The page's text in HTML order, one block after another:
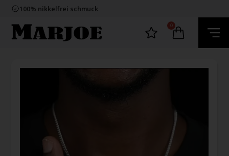
100% nikkelfrei schmuck
60 Tage Rückgabe
E-mark webshop
100% nikkelfrei schmuck
0